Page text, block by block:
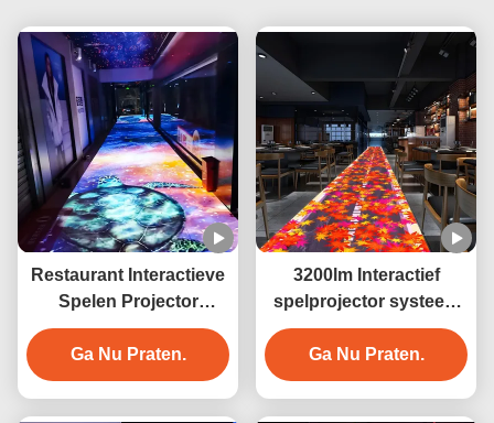
Restaurant Interactieve
Spelen Projector
Holografische
vloerprojectie
Ga Nu Praten.
3200lm Interactief
spelprojector systeem
Interactieve vloer
games projector
Ga Nu Praten.